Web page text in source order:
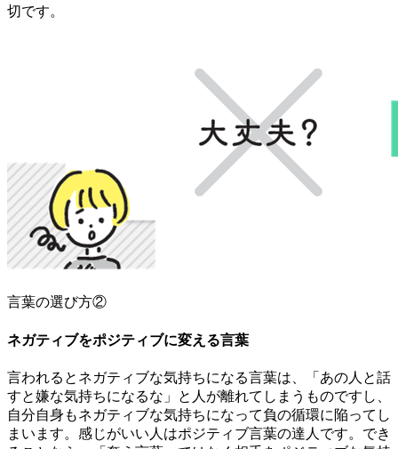
切です。
言葉の選び方②
ネガティブをポジティブに変える言葉
言われるとネガティブな気持ちになる言葉は、「あの人と話
すと嫌な気持ちになるな」と人が離れてしまうものですし、
自分自身もネガティブな気持ちになって負の循環に陥ってし
まいます。感じがいい人はポジティブ言葉の達人です。でき